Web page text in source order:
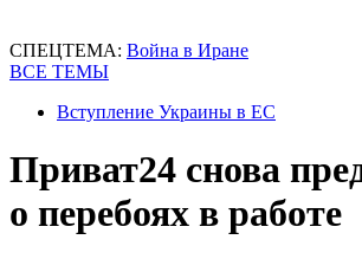
СПЕЦТЕМА: Война в Иране
ВСЕ ТЕМЫ
Вступление Украины в ЕС
Приват24 снова
о перебоях в работе